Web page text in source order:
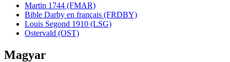
Martin 1744 (FMAR)
Bible Darby en français (FRDBY)
Louis Segond 1910 (LSG)
Ostervald (OST)
Magyar